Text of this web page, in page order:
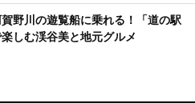
賀野川の遊覧船に乗れる！「道の駅
しむ渓谷美と地元グルメ